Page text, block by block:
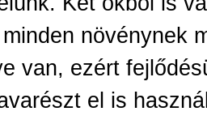
növénynek
van, ezért
el is